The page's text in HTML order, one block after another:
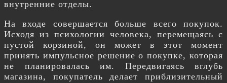
внутренние отделы.
На входе совершается больше всего покупок.
Исходя из психологии человека, перемещаясь с
пустой корзиной, он может в этот момент
принять импульсное решение о покупке, которая
не планировалась им. Передвигаясь вглубь
магазина, покупатель делает приблизительный